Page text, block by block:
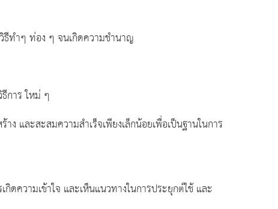
ธีทำๆ ท่อง ๆ จนเกิดความชำนาญ
การ ใหม่ ๆ
และสะสมความสำเร็จเพียงเล็กน้อยเพื่อเป็นฐานในการ
ดความเข้าใจ และเห็นแนวทางในการประยุกต์ใช้ และ